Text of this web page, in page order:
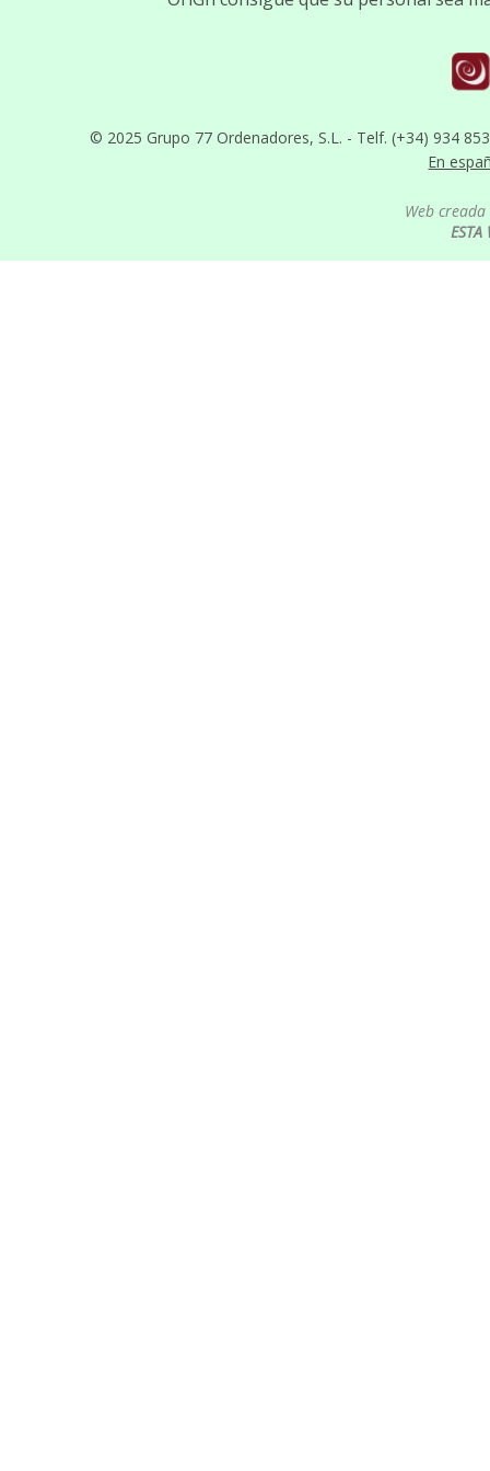
© 2025 Grupo 77 Ordenadores, S.L. - Telf. (+34) 934
En
Web
ESTA